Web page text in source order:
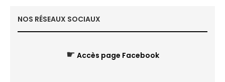
NOS RÉSEAUX SOCIAUX
☛ Accès page Facebook